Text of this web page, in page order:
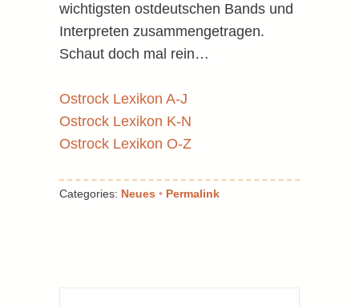
wichtigsten ostdeutschen Bands und
Interpreten zusammengetragen.
Schaut doch mal rein…
Ostrock Lexikon A-J
Ostrock Lexikon K-N
Ostrock Lexikon O-Z
Categories: Neues • Permalink